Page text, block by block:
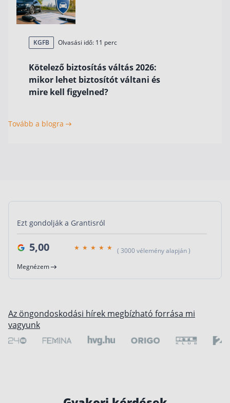
Tovább a blogra
KGFB Olvasási idő: 11 perc
Kötelező biztosítás váltás 2026:
mikor lehet biztosítót váltani és
mire kell figyelned?
Ezt gondolják a Grantisról
5,00
( 3000 vélemény alapján )
Megnézem
Az öngondoskodási hírek megbízható forrása mi
vagyunk